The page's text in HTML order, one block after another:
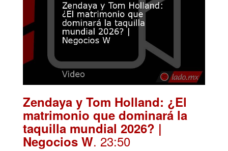
Zendaya y Tom Holland: ¿El
matrimonio que dominará la
taquilla mundial 2026? |
Negocios W. 23:50